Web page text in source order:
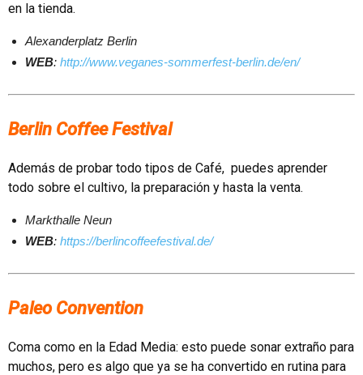
en la tienda.
Alexanderplatz Berlin
WEB: http://www.veganes-sommerfest-berlin.de/en/
Berlin Coffee Festival
Además de probar todo tipos de Café, puedes aprender
todo sobre el cultivo, la preparación y hasta la venta.
Markthalle Neun
WEB: https://berlincoffeefestival.de/
Paleo Convention
Coma como en la Edad Media: esto puede sonar extraño para
muchos, pero es algo que ya se ha convertido en rutina para